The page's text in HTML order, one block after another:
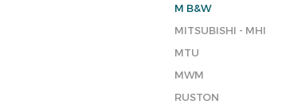
M B&W
MITSUBISHI - MHI
MTU
MWM
RUSTON